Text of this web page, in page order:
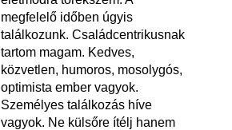
megfelelő időben úgyis
találkozunk. Családcentrikusnak
tartom magam. Kedves,
közvetlen, humoros, mosolygós,
optimista ember vagyok.
Személyes találkozás híve
vagyok. Ne külsőre ítélj hanem